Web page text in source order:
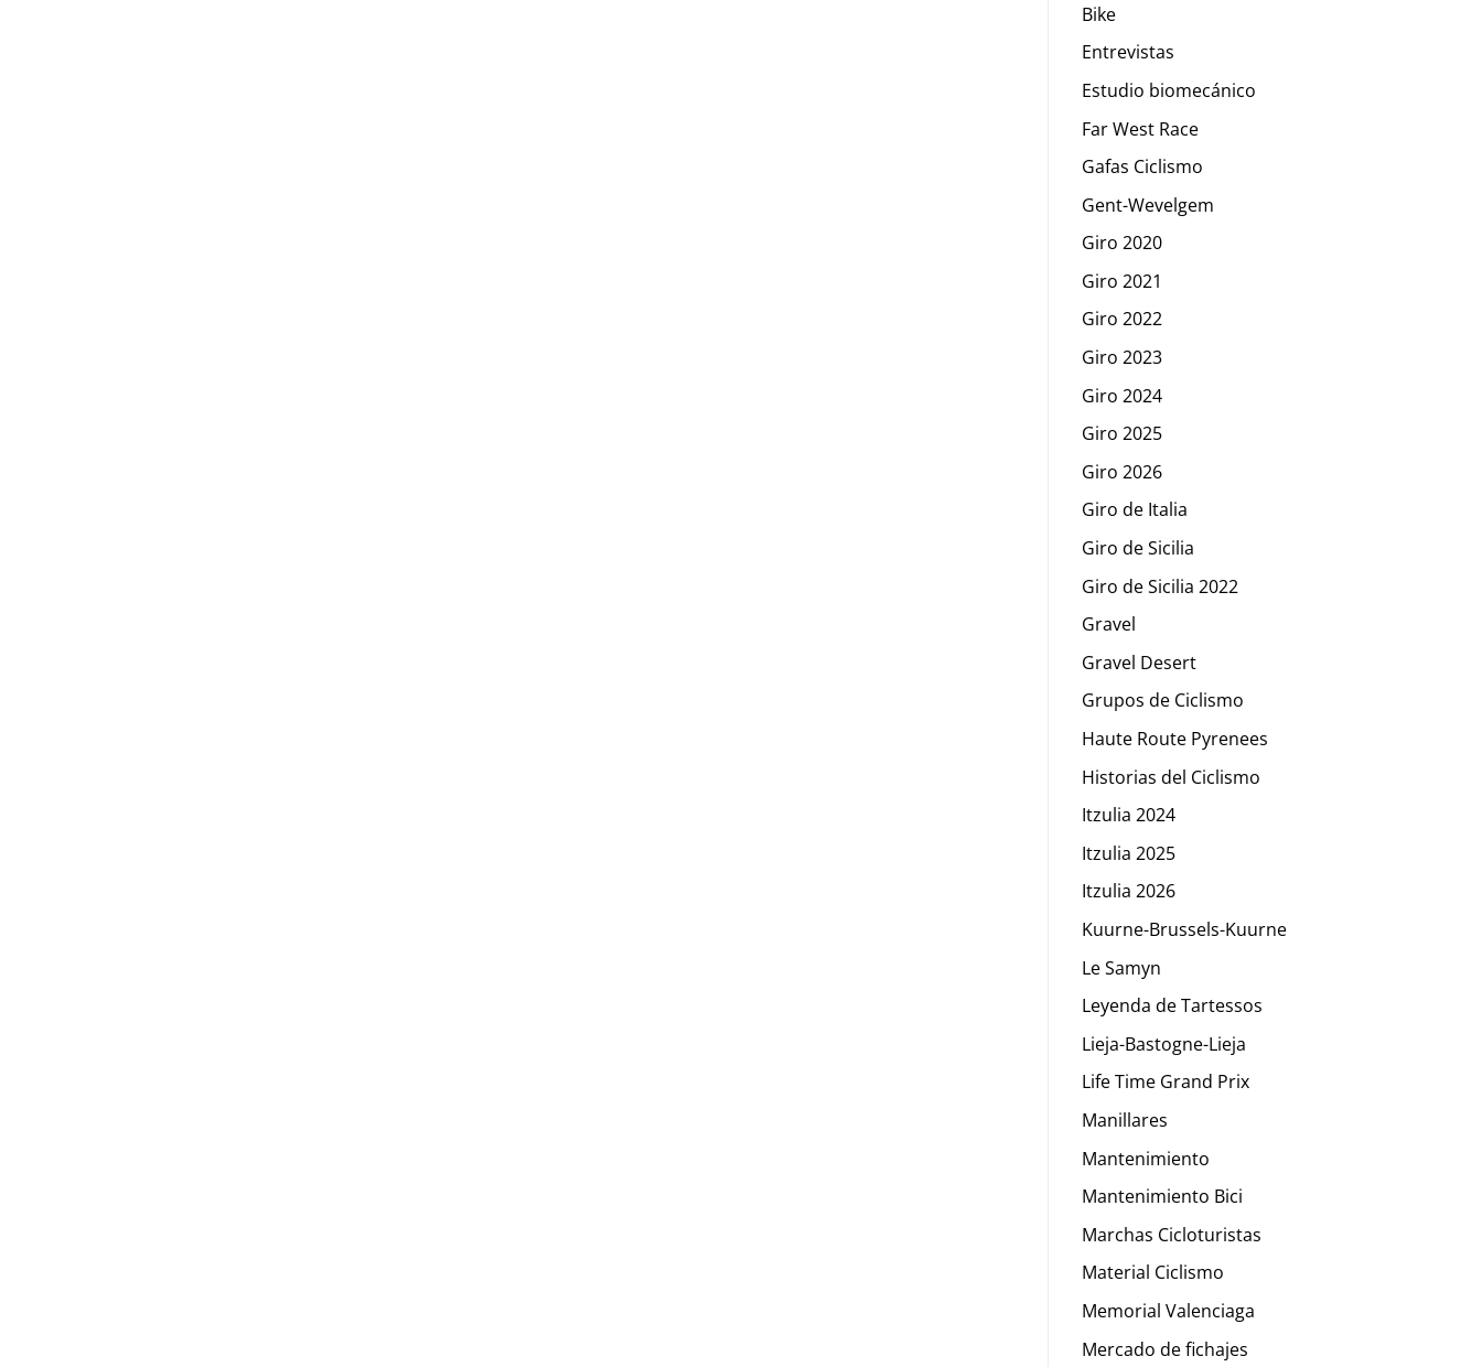
Bike
Entrevistas
Estudio biomecánico
Far West Race
Gafas Ciclismo
Gent-Wevelgem
Giro 2020
Giro 2021
Giro 2022
Giro 2023
Giro 2024
Giro 2025
Giro 2026
Giro de Italia
Giro de Sicilia
Giro de Sicilia 2022
Gravel
Gravel Desert
Grupos de Ciclismo
Haute Route Pyrenees
Historias del Ciclismo
Itzulia 2024
Itzulia 2025
Itzulia 2026
Kuurne-Brussels-Kuurne
Le Samyn
Leyenda de Tartessos
Lieja-Bastogne-Lieja
Life Time Grand Prix
Manillares
Mantenimiento
Mantenimiento Bici
Marchas Cicloturistas
Material Ciclismo
Memorial Valenciaga
Mercado de fichajes